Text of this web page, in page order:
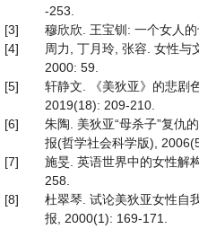
-253.
[3]
穆欣欣. 王宝钏: 一个女人
[4]
周力, 丁月玲, 张容. 女性与
2000: 59.
[5]
轩静文. 《美狄亚》的悲剧
2019(18): 209-210.
[6]
朱陶. 美狄亚“母杀子”复仇
报(哲学社会科学版),
[7]
施旻. 英语世界中的女性解
258.
[8]
杜翠琴. 试论美狄亚女性自
报, 2000(1): 169-171.